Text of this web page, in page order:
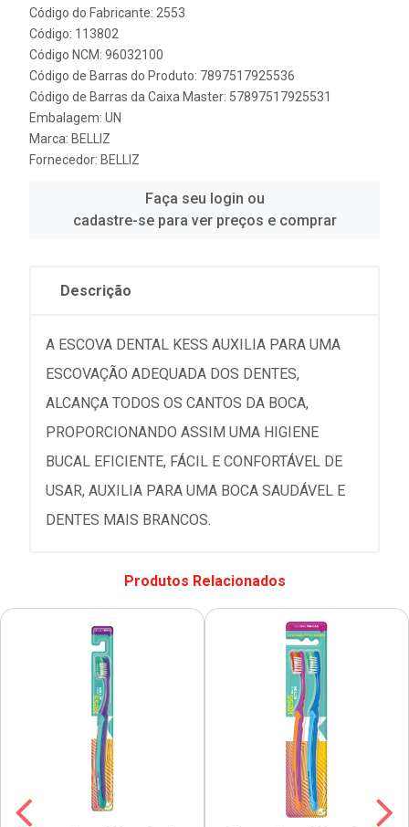
Código do Fabricante: 2553
Código: 113802
Código NCM: 96032100
Código de Barras do Produto: 7897517925536
Código de Barras da Caixa Master: 57897517925531
Embalagem: UN
Marca: BELLIZ
Fornecedor: BELLIZ
Faça seu login ou
cadastre-se para ver preços e comprar
Descrição
A ESCOVA DENTAL KESS AUXILIA PARA UMA
ESCOVAÇÃO ADEQUADA DOS DENTES,
ALCANÇA TODOS OS CANTOS DA BOCA,
PROPORCIONANDO ASSIM UMA HIGIENE
BUCAL EFICIENTE, FÁCIL E CONFORTÁVEL DE
USAR, AUXILIA PARA UMA BOCA SAUDÁVEL E
DENTES MAIS BRANCOS.
Produtos Relacionados